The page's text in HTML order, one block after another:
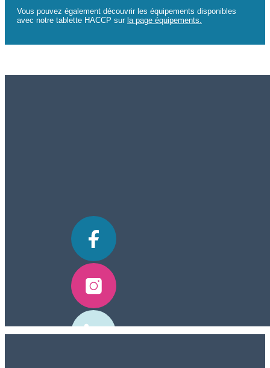
Vous pouvez également découvrir les équipements disponibles
avec notre tablette HACCP sur la page équipements.